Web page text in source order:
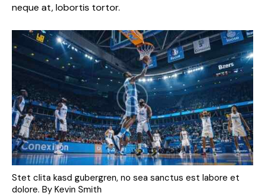
neque at, lobortis tortor.
Stet clita kasd gubergren, no sea sanctus est labore et
dolore. By Kevin Smith